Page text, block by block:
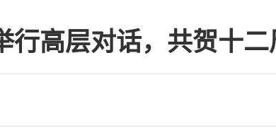
投资并购
能源化工与环保
马来西亚
行高层对话，共贺十